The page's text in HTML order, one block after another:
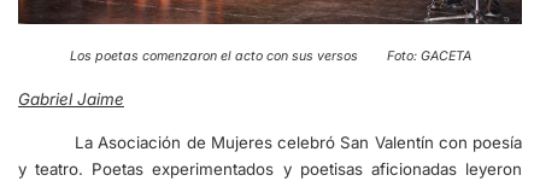
Los poetas comenzaron el acto con sus versos Foto: GACETA
Gabriel Jaime
La Asociación de Mujeres celebró San Valentín con poesía
y teatro. Poetas experimentados y poetisas aficionadas leyeron